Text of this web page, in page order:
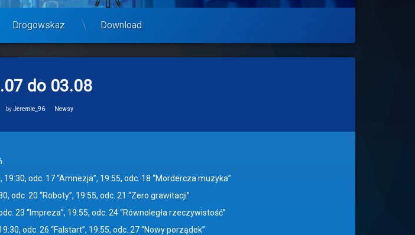
Drogowskaz Download
do 03.08
byJeremie_96 Categories:
Newsy
odc. 17 “Amnezja”, 19:55, odc. 18 “Mordercza muzyka”
odc. 20 “Roboty”, 19:55, odc. 21 “Zero grawitacji”
23 “Impreza”, 19:55, odc. 24 “Równoległa rzeczywistość”
odc. 26 “Falstart”, 19:55, odc. 27 “Nowy porządek”